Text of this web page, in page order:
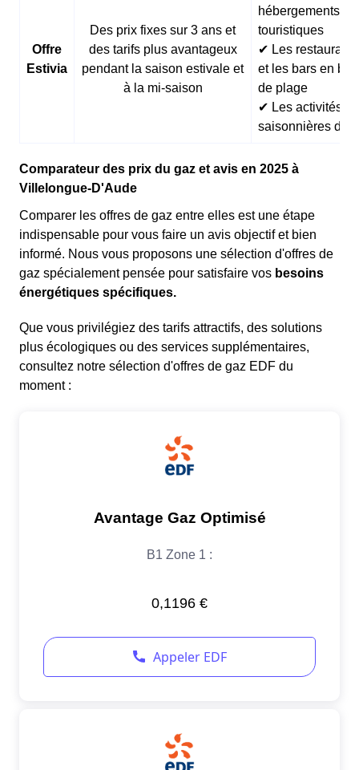
Offre
Estivia
Des prix fixes sur 3 ans et
des tarifs plus avantageux
pendant la saison estivale et
à la mi-saison
hébergements
touristiques
✔ Les restaurants
et les bars en
de plage
✔ Les activités
saisonnières
Comparateur des prix du gaz et avis en 2025 à
Villelongue-D'Aude
Comparer les offres de gaz entre elles est une étape
indispensable pour vous faire un avis objectif et bien
informé. Nous vous proposons une sélection d'offres de
gaz spécialement pensée pour satisfaire vos besoins
énergétiques spécifiques.
Que vous privilégiez des tarifs attractifs, des solutions
plus écologiques ou des services supplémentaires,
consultez notre sélection d'offres de gaz EDF du
moment :